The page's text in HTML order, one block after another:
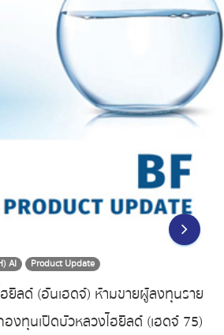
AI Product Update
ยิลด์ (อันเฮดจ์) ห้ามขายผู้ลงทุนราย
งทุนเปิดบัวหลวงไฮยิลด์ (เฮดจ์ 75)